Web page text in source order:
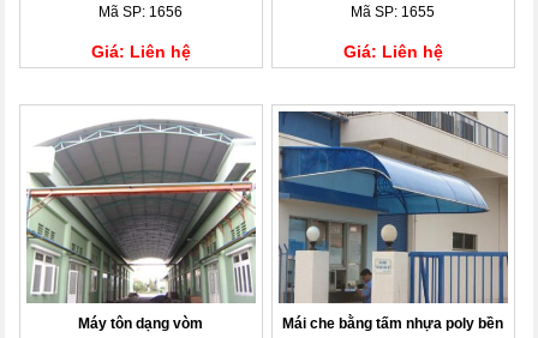
Mã SP: 1656
Giá: Liên hệ
Mã SP: 1655
Giá: Liên hệ
Máy tôn dạng vòm
Mái che bằng tấm nhựa poly bền